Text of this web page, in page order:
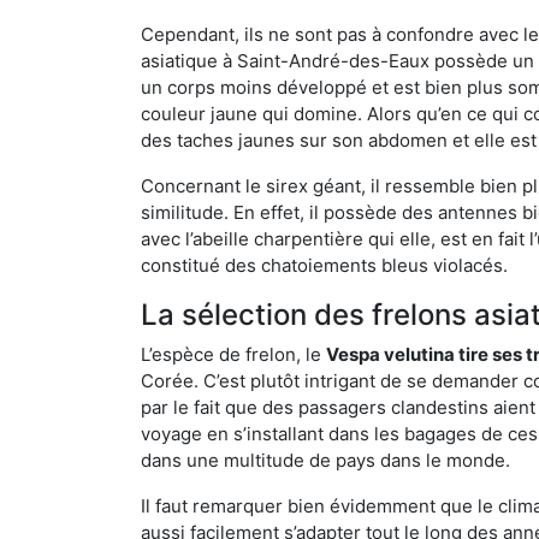
Cependant, ils ne sont pas à confondre avec
asiatique à Saint-André-des-Eaux possède
un corps moins développé et est bien plus
couleur jaune qui domine. Alors qu’en ce qui
des taches jaunes sur son abdomen et elle
Concernant le sirex géant, il ressemble bien
similitude. En effet, il possède des antennes
avec l’abeille charpentière qui elle, est en fait
constitué des chatoiements bleus violacés.
La sélection des frelons
L’espèce de frelon, le Vespa velutina tire ses
Corée. C’est plutôt intrigant de se demander
par le fait que des passagers clandestins
voyage en s’installant dans les bagages de
dans une multitude de pays dans le monde.
Il faut remarquer bien évidemment que le
aussi facilement s’adapter tout le long des